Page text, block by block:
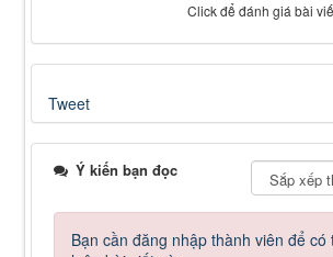
Click để đánh giá bài
Tweet
Ý kiến bạn đọc
Bạn cần đăng nhập thành viên để có